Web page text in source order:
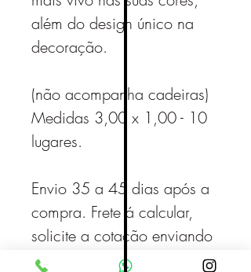
além do design único na
decoração.
(não acompanha cadeiras)
Medidas 3,00 x 1,00 - 10
lugares.
Envio 35 a 45 dias após a
compra. Frete á calcular,
solicite a cotação enviando
mensagem.